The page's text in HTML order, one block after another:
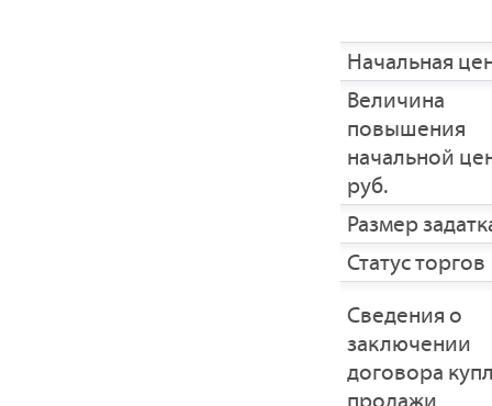
Начальная
Величина
повышения
начальной
руб.
Размер
Статус торгов
Сведения о
заключении
договора